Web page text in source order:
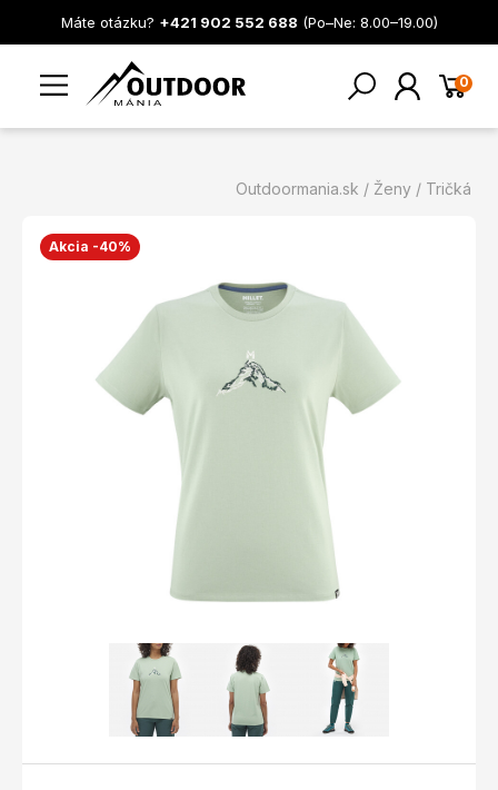
Máte otázku? +421 902 552 688 (Po–Ne: 8.00–19.00)
0
Outdoormania.sk Ženy Tričká
Akcia -40%